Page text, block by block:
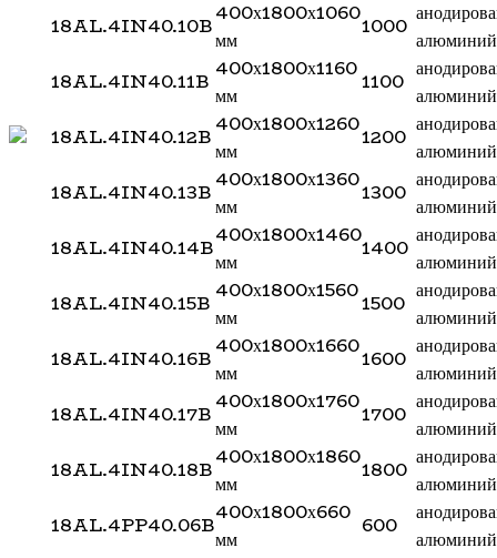
18AL.4IN40.10B400х1800х1060
мм
1000
алюминий
18AL.4IN40.11B 400х1800х1160
мм
1100
алюминий
18AL.4IN40.12B 400х1800х1260
мм
1200
алюминий
18AL.4IN40.13B 400х1800х1360
мм
1300
алюминий
18AL.4IN40.14B400х1800х1460
мм
1400
алюминий
18AL.4IN40.15B 400х1800х1560
мм
1500
алюминий
18AL.4IN40.16B 400х1800х1660
мм
1600
алюминий
18AL.4IN40.17B 400х1800х1760
мм
1700
алюминий
18AL.4IN40.18B400х1800х1860
мм
1800
алюминий
18AL.4PP40.06B400х1800х660
мм
600
алюминий